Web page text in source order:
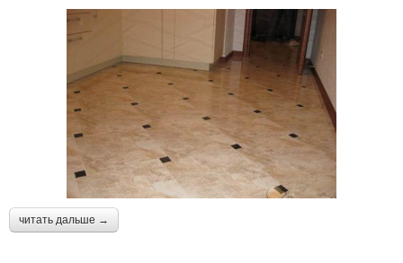
читать дальше →